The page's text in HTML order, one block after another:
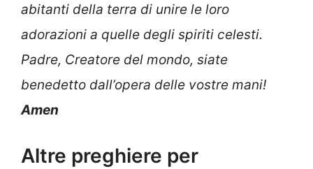
abitanti della terra di unire le loro
adorazioni a quelle degli spiriti celesti.
Padre, Creatore del mondo, siate
benedetto dall’opera delle vostre mani!
Amen
Altre preghiere per